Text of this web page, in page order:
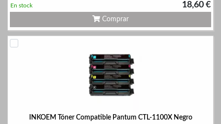
18,60 €
En stock
Comprar
INKOEM Tóner Compatible Pantum CTL-1100X Negro